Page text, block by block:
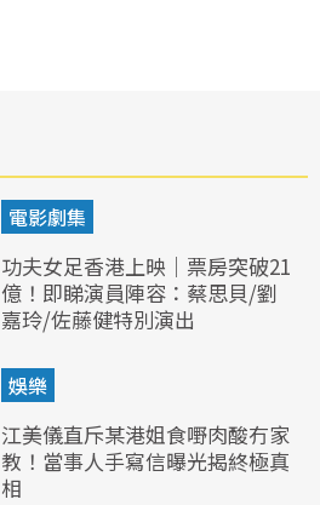
電影劇集
功夫女足香港上映｜票房突破21
億！即睇演員陣容：蔡思貝/劉
嘉玲/佐藤健特別演出
娛樂
江美儀直斥某港姐食嘢肉酸冇家
教！當事人手寫信曝光揭終極真
相